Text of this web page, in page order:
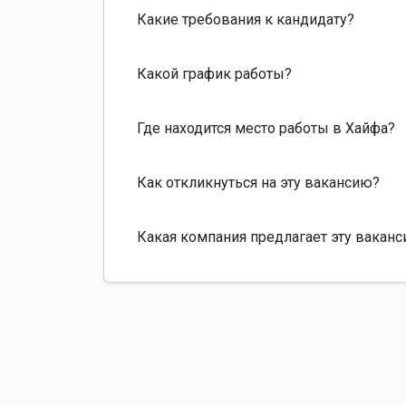
Какие требования к кандидату?
Какой график работы?
Где находится место работы в Хайфа?
Как откликнуться на эту вакансию?
Какая компания предлагает эту